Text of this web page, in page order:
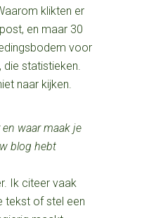
klikten er
en maar 30
voor
statistieken.
naar kijken.
waar maak je
blog hebt
Ik citeer vaak
tekst of stel een